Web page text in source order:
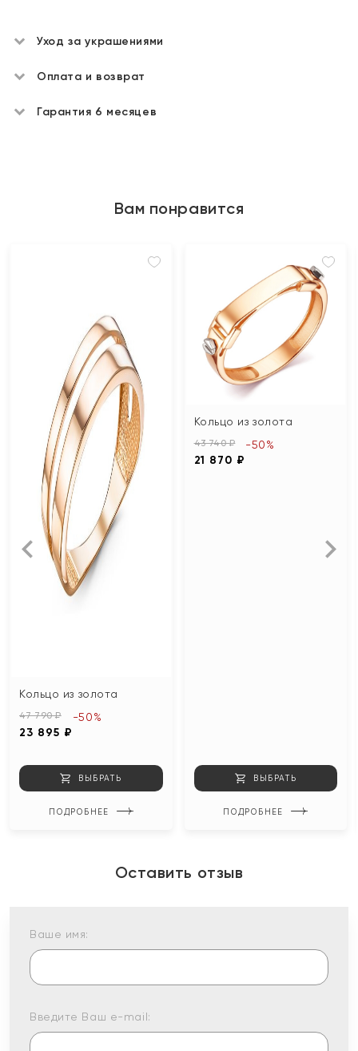
Уход за украшениями
Оплата и возврат
Гарантия 6 месяцев
Вам понравится
Кольцо из золота
47 790 ₽
23 895 ₽
-50%
ВЫБРАТЬ
ПОДРОБНЕЕ
Кольцо из золота
43 740 ₽
21 870 ₽
-50%
ВЫБРАТЬ
ПОДРОБНЕЕ
Оставить отзыв
Ваше имя:
Введите Ваш e-mail: